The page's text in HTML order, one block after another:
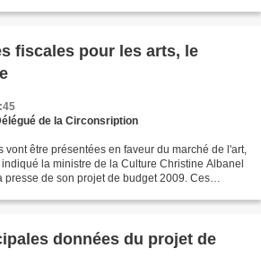
fiscales pour les arts, le
de la Circonsription
vont être présentées en faveur du marché de l'art,
la ministre de la Culture Christine Albanel
presse de son projet de budget 2009. Ces
données du projet de